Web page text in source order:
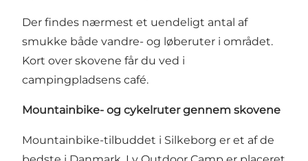
Der findes nærmest et uendeligt antal af
smukke både vandre- og løberuter i området.
Kort over skovene får du ved i
campingpladsens café.
Mountainbike- og cykelruter gennem skovene
Mountainbike-tilbuddet i Silkeborg er et af de